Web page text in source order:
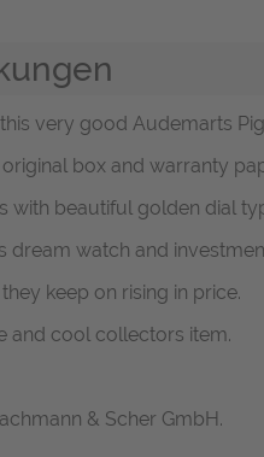
very good Audemarts
box and warranty
with beautiful golden dial
dream watch and
keep on rising in price.
and cool collectors item.
& Scher GmbH.